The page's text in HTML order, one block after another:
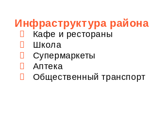
Инфраструктура района
Кафе и рестораны
Школа
Супермаркеты
Аптека
Общественный транспорт